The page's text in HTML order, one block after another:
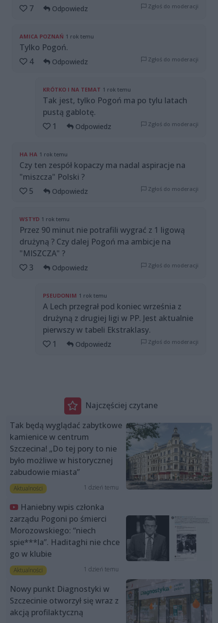
7
Odpowiedz Zgłoś do moderacji
AMICA POZNAŃ 1 rok temu
Tylko Pogoń.
4
Odpowiedz Zgłoś do moderacji
KRÓTKO I NA TEMAT 1 rok temu
Tak jest, tylko Pogoń ma po tylu latach
pustą gablotę.
1
Odpowiedz Zgłoś do moderacji
HA HA 1 rok temu
Czy ten zespół kopaczy ma nadal aspiracje na
"miszcza" Polski ?
5
Odpowiedz Zgłoś do moderacji
WSTYD 1 rok temu
Przez 90 minut nie potrafili wygrać z 1 ligową
drużyną ? Czy dalej Pogoń ma ambicje na
"MISZCZA" ?
3
Odpowiedz Zgłoś do moderacji
PSEUDONIM 1 rok temu
A Lech przegrał pod koniec września z
drużyną z drugiej ligi w PP. Jest aktualnie
pierwszy w tabeli Ekstraklasy.
1
Odpowiedz Zgłoś do moderacji
Najczęściej czytane
Tak będą wyglądać zabytkowe
kamienice w centrum
Szczecina! „Do tej pory to nie
było możliwe w historycznej
zabudowie miasta”
Aktualności 1 dzień temu
Haniebny wpis członka
zarządu Pogoni po śmierci
Morozowskiego: “niech
spie***la”. Haditaghi nie chce
go w klubie
Aktualności 1 dzień temu
Nowy punkt Diagnostyki w
Szczecinie otworzył się wraz z
akcją profilaktyczną